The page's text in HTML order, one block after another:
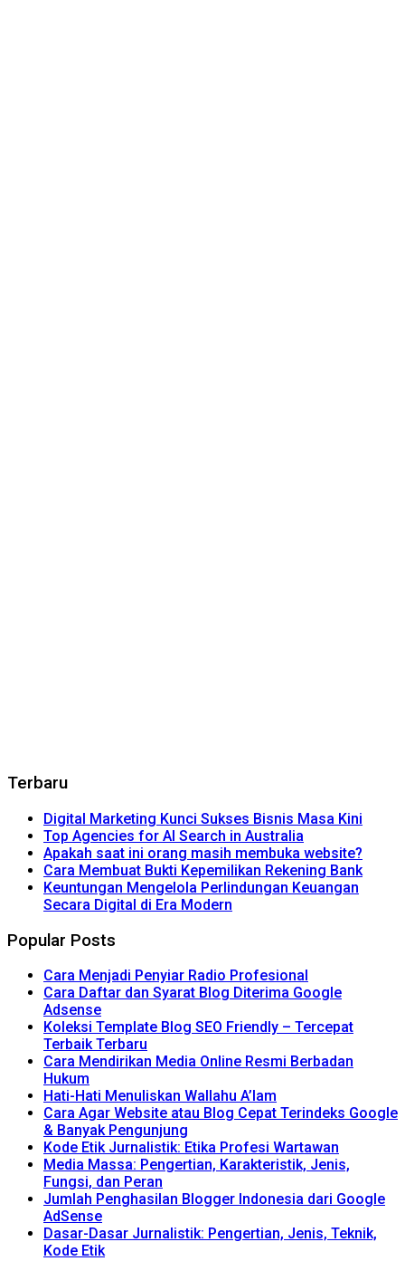
Terbaru
Digital Marketing Kunci Sukses Bisnis Masa Kini
Top Agencies for AI Search in Australia
Apakah saat ini orang masih membuka website?
Cara Membuat Bukti Kepemilikan Rekening Bank
Keuntungan Mengelola Perlindungan Keuangan
Secara Digital di Era Modern
Popular Posts
Cara Menjadi Penyiar Radio Profesional
Cara Daftar dan Syarat Blog Diterima Google
Adsense
Koleksi Template Blog SEO Friendly – Tercepat
Terbaik Terbaru
Cara Mendirikan Media Online Resmi Berbadan
Hukum
Hati-Hati Menuliskan Wallahu A’lam
Cara Agar Website atau Blog Cepat Terindeks Google
& Banyak Pengunjung
Kode Etik Jurnalistik: Etika Profesi Wartawan
Media Massa: Pengertian, Karakteristik, Jenis,
Fungsi, dan Peran
Jumlah Penghasilan Blogger Indonesia dari Google
AdSense
Dasar-Dasar Jurnalistik: Pengertian, Jenis, Teknik,
Kode Etik